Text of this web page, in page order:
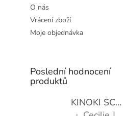
O nás
Vrácení zboží
Moje objednávka
Poslední hodnocení
produktů
KINOKI SC1006 Detoxikační náplasti, 1 balení - 10 ks